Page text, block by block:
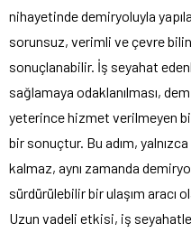
nihayetinde demiryoluyla
sorunsuz, verimli ve çevre
sonuçlanabilir. İş seyahat
sağlamaya odaklanılması,
yeterince hizmet verilmeyen
bir sonuçtur. Bu adım,
kalmaz, aynı zamanda
sürdürülebilir bir ulaşım aracı
Uzun vadeli etkisi, iş